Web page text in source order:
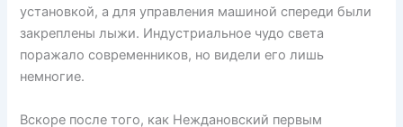
установкой, а для управления машиной спереди были
закреплены лыжи. Индустриальное чудо света
поражало современников, но видели его лишь
немногие.
Вскоре после того, как Неждановский первым